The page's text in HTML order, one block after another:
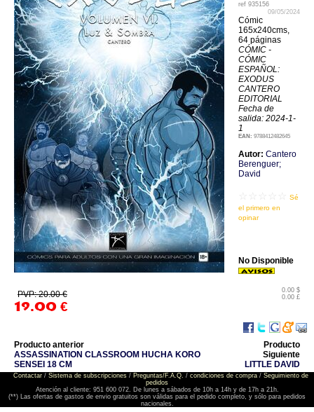
ref 935156
09/05/2024
Cómic
165x240cms,
64 páginas
CÓMIC -
CÓMIC
ESPAÑOL:
EXODUS
CANTERO
EDITORIAL
Fecha de
salida: 2024-1-
1
EAN: 9788412482645
Autor: Cantero
Berenguer;
David
Sé
el primero en
opinar
PVP: 20.00 €
19.00 €
0.00 $
0.00 £
No Disponible
Producto anterior
ASSASSINATION CLASSROOM HUCHA KORO
SENSEI 18 CM
Producto
Siguiente
LITTLE DAVID
Contactar/ Sistema de subscripciones/ Preguntas/F.A.Q. / condiciones de compra/ Seguimiento de
pedidos
Atención al cliente: 951 600 072. De lunes a sábados de 10h a 14h y de 17h a 21h.
(**) Las ofertas de gastos de envio gratuitos son válidas para el pedido completo, y sólo para pedidos
nacionales.